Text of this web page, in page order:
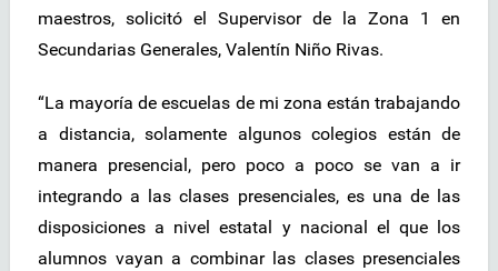
maestros, solicitó el Supervisor de la Zona 1 en
Secundarias Generales, Valentín Niño Rivas.
“La mayoría de escuelas de mi zona están trabajando
a distancia, solamente algunos colegios están de
manera presencial, pero poco a poco se van a ir
integrando a las clases presenciales, es una de las
disposiciones a nivel estatal y nacional el que los
alumnos vayan a combinar las clases presenciales